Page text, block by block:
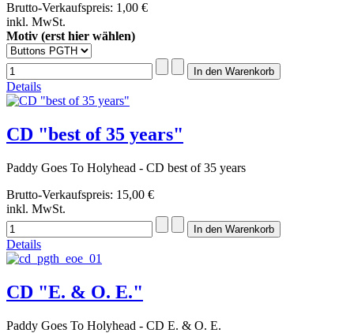
Brutto-Verkaufspreis: 1,00 €
inkl. MwSt.
Motiv (erst hier wählen)
Details
CD "best of 35 years"
Paddy Goes To Holyhead - CD best of 35 years
Brutto-Verkaufspreis: 15,00 €
inkl. MwSt.
Details
CD "E. & O. E."
Paddy Goes To Holyhead - CD E. & O. E.